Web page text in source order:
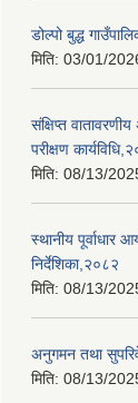
डोल्पो बुद्ध
मिति: 03/01/
संक्षिप्त
परीक्षण
मिति: 08/13/
स्थानीय पूर्वाधार
निर्देशिका,२०८२
मिति: 08/13/
अनुगमन तथा
मिति: 08/13/